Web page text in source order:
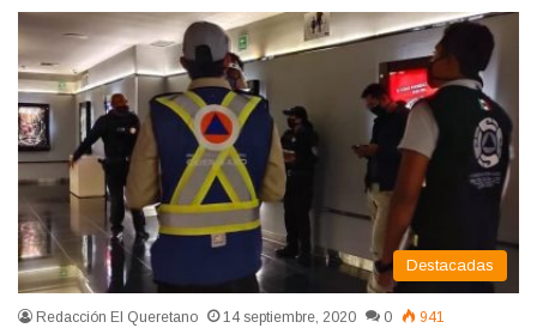
Destacadas
Redacción El Queretano 14 septiembre, 2020 0 941